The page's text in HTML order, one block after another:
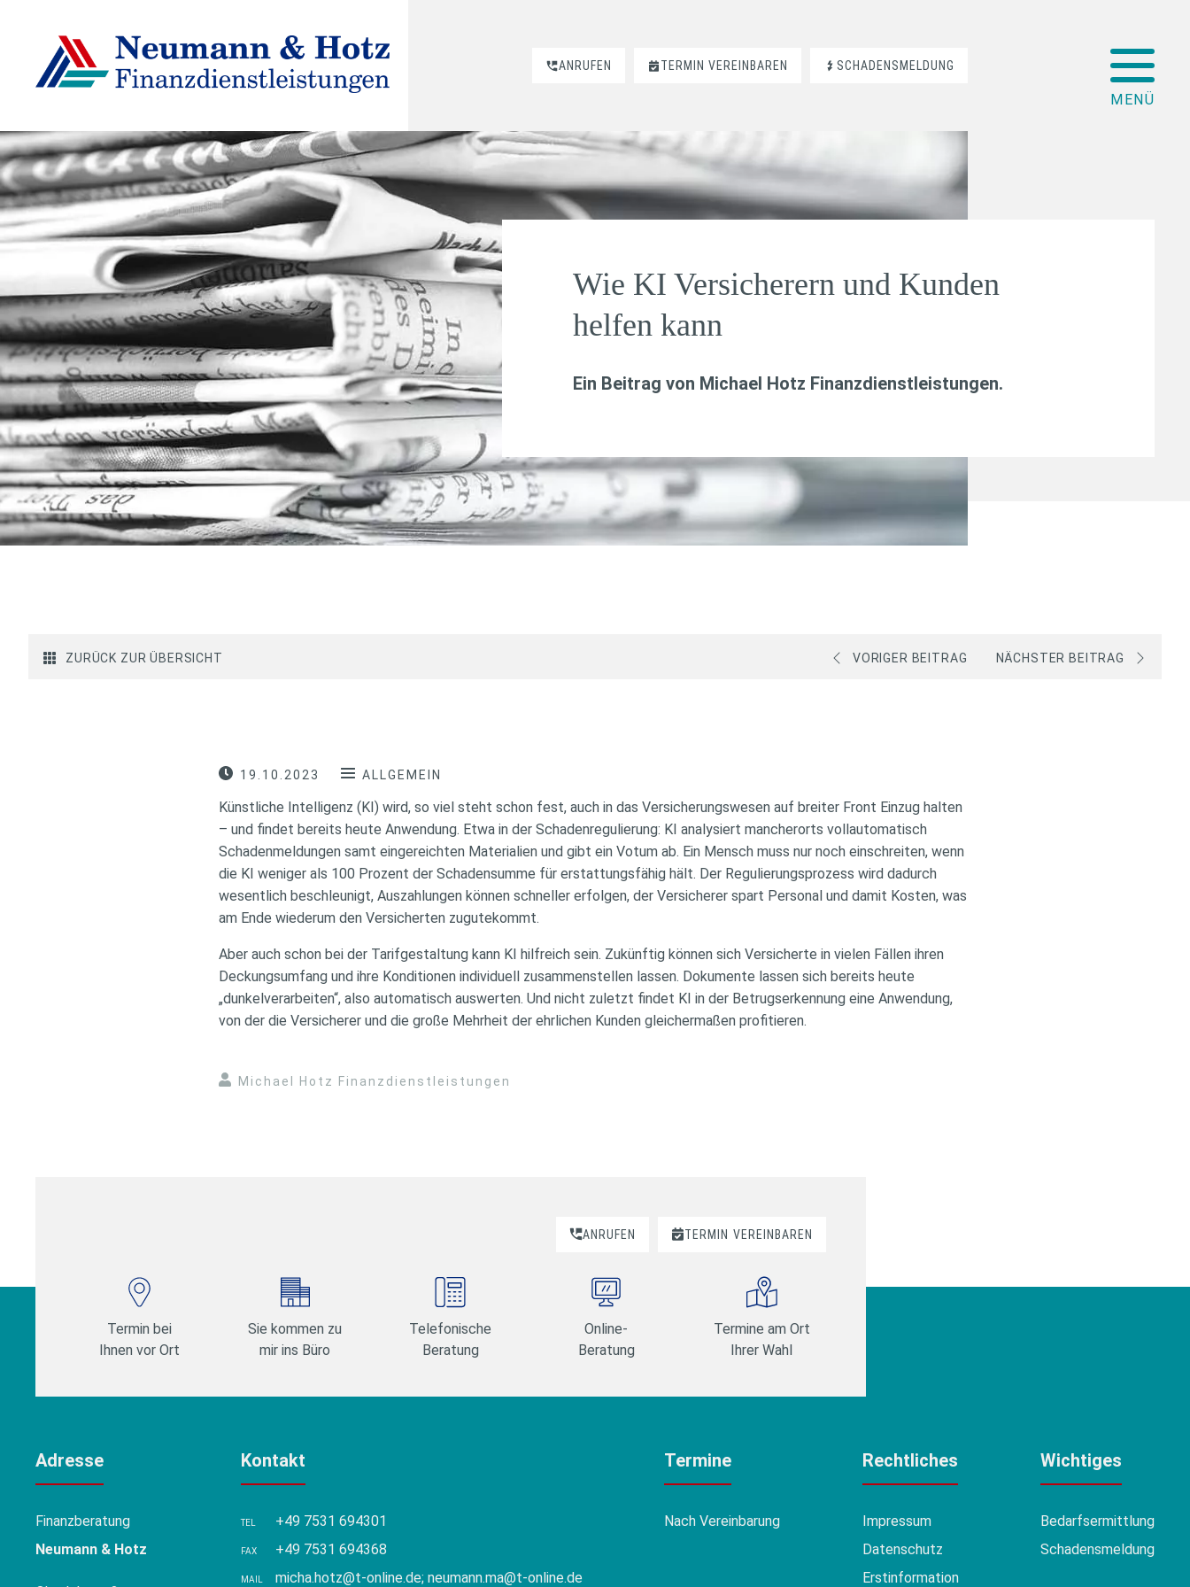
ANRUFEN TERMIN VEREINBAREN SCHADENSMELDUNG
Wie KI Versicherern und Kunden
helfen kann
Ein Beitrag von Michael Hotz Finanzdienstleistungen.
ZURÜCK ZUR ÜBERSICHT VORIGER BEITRAG NÄCHSTER BEITRAG
19.10.2023 ALLGEMEIN
Künstliche Intelligenz (KI) wird, so viel steht schon fest, auch in das Versicherungswesen auf breiter Front Einzug halten
– und findet bereits heute Anwendung. Etwa in der Schadenregulierung: KI analysiert mancherorts vollautomatisch
Schadenmeldungen samt eingereichten Materialien und gibt ein Votum ab. Ein Mensch muss nur noch einschreiten, wenn
die KI weniger als 100 Prozent der Schadensumme für erstattungsfähig hält. Der Regulierungsprozess wird dadurch
wesentlich beschleunigt, Auszahlungen können schneller erfolgen, der Versicherer spart Personal und damit Kosten, was
am Ende wiederum den Versicherten zugutekommt.
Aber auch schon bei der Tarifgestaltung kann KI hilfreich sein. Zukünftig können sich Versicherte in vielen Fällen ihren
Deckungsumfang und ihre Konditionen individuell zusammenstellen lassen. Dokumente lassen sich bereits heute
„dunkelverarbeiten“, also automatisch auswerten. Und nicht zuletzt findet KI in der Betrugserkennung eine Anwendung,
von der die Versicherer und die große Mehrheit der ehrlichen Kunden gleichermaßen profitieren.
Michael Hotz Finanzdienstleistungen
ANRUFEN TERMIN VEREINBAREN
Termin bei
Ihnen vor Ort
Sie kommen zu
mir ins Büro
Telefonische
Beratung
Online-
Beratung
Termine am Ort
Ihrer Wahl
Adresse
Finanzberatung
Neumann & Hotz
Kontakt
TEL +49 7531 694301
FAX +49 7531 694368
MAIL micha.hotz@t-online.de; neumann.ma@t-online.de
Termine
Nach Vereinbarung
Rechtliches
Impressum
Datenschutz
Erstinformation
Wichtiges
Bedarfsermittlung
Schadensmeldung